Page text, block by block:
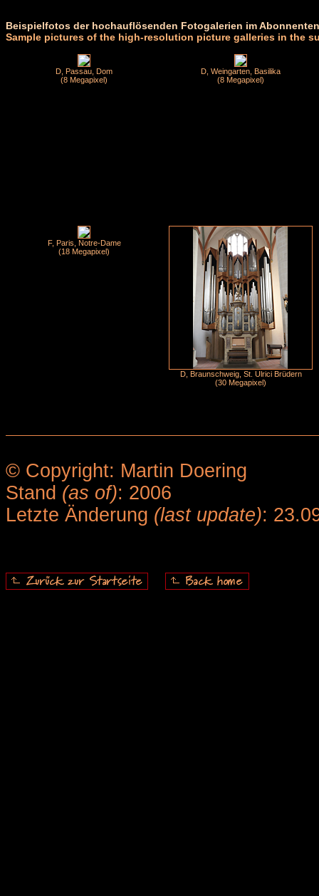
Beispielfotos der hochauflösenden Fotogalerien im
Sample pictures of the high-resolution picture galleries in the
D, Passau, Dom
(8 Megapixel)
D, Weingarten, Basilika
(8 Megapixel)
F, Paris, Notre-Dame
(18 Megapixel)
D, Braunschweig, St. Ulrici Brüdern
(30 Megapixel)
© Copyright: Martin Doering
Stand (as of): 2006
Letzte Änderung (last update):